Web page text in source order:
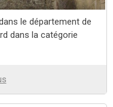
le département de
dans la catégorie